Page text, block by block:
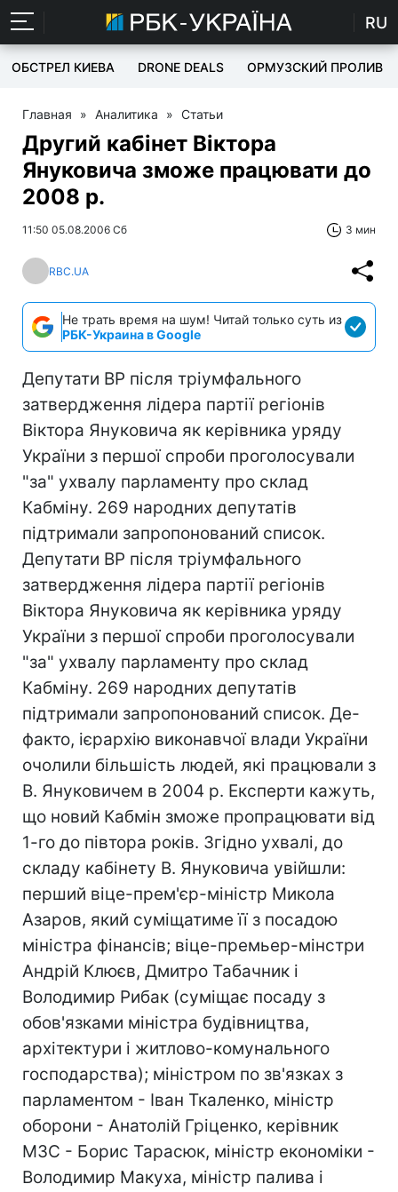
RU
ОБСТРЕЛ КИЕВА DRONE DEALS ОРМУЗСКИЙ ПРОЛИВ
Главная » Аналитика » Статьи
Другий кабінет Віктора
Януковича зможе працювати до
2008 р.
11:50 05.08.2006 Сб 3 мин
RBC.UA
Не трать время на шум! Читай только суть из
РБК-Украина в Google
Депутати ВР після тріумфального
затвердження лідера партії регіонів
Віктора Януковича як керівника уряду
України з першої спроби проголосували
"за" ухвалу парламенту про склад
Кабміну. 269 народних депутатів
підтримали запропонований список.
Депутати ВР після тріумфального
затвердження лідера партії регіонів
Віктора Януковича як керівника уряду
України з першої спроби проголосували
"за" ухвалу парламенту про склад
Кабміну. 269 народних депутатів
підтримали запропонований список. Де-
факто, ієрархію виконавчої влади України
очолили більшість людей, які працювали з
В. Януковичем в 2004 р. Експерти кажуть,
що новий Кабмін зможе пропрацювати від
1-го до півтора років. Згідно ухвалі, до
складу кабінету В. Януковича увійшли:
перший віце-прем'єр-міністр Микола
Азаров, який суміщатиме її з посадою
міністра фінансів; віце-премьер-мінстри
Андрій Клюєв, Дмитро Табачник і
Володимир Рибак (суміщає посаду з
обов'язками міністра будівництва,
архітектури і житлово-комунального
господарства); міністром по зв'язках з
парламентом - Іван Ткаленко, міністр
оборони - Анатолій Гріценко, керівник
МЗС - Борис Тарасюк, міністр економіки -
Володимир Макуха, міністр палива і